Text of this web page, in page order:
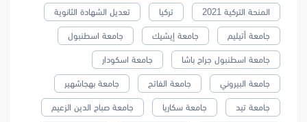
المنحة التركية 2021 تركيا تعديل الشهادة الثانوية
جامعة أتيليم جامعة إيشيك جامعة اسطنبول
جامعة اسطنبول جراح باشا جامعة اسكودار
جامعة البيروني جامعة الفاتح جامعة بهجاشهير
جامعة تيد جامعة سكاريا جامعة صباح الدين الزعيم